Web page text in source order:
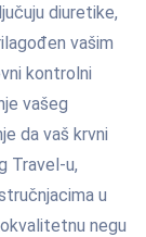
diuretike,
vašim
kontrolni
vašeg
da vaš krvni
Travel-u,
u
negu